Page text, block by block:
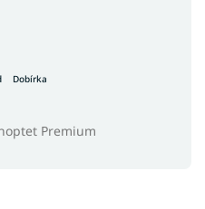
Dobírka
Premium